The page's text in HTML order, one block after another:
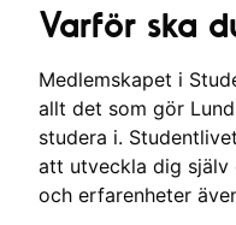
Varför ska
Medlemskapet i
allt det som gör
studera i.
att utveckla dig själv
och erfarenheter